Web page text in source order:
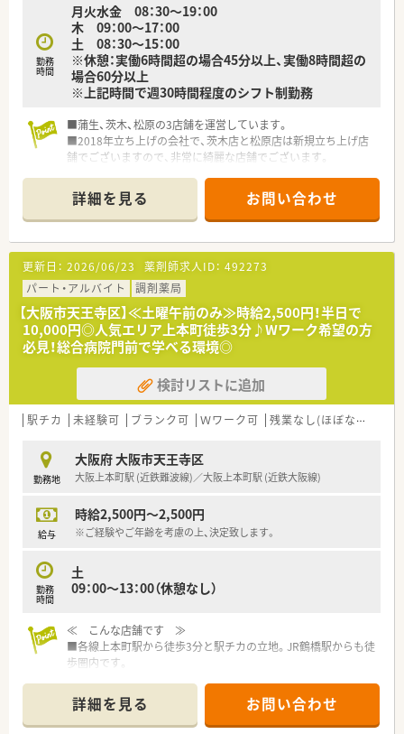
勤務
時間
月火水金 08：30～19：00
木 09：00～17：00
土 08：30～15：00
※休憩：実働6時間超の場合45分以上、実働8時間超の
場合60分以上
※上記時間で週30時間程度のシフト制勤務
■蒲生、茨木、松原の3店舗を運営しています。
■2018年立ち上げの会社で、茨木店と松原店は新規立ち上げ店
舗でございますので、非常に綺麗な店舗でございます。
た方で譲渡のタイミングで社長になられました。
そのため現場へのご理解が大変あり、周りの方からも大変信頼さ
れています。
■年間休日が120日以上あり、ライフワークバランスを大事にし
ながら、メリハリをつけて勤務が出来ます。有給取得率は100％
です。
■産育休の取得実績もあり、女性も長く働きやすい環境です。
■施設在宅に積極的に取り組んでいる調剤薬局でございます。
■担当している施設は99％の往診同行率があるそうで、若手に
は勉強になる環境が整っております。
■当社の一押しポイントはワークライフバランスであり、年間休
日120日以上でございます。
■現状3店舗の休日対応を1名のオンコールで対応しているた
め、日額10,000円でございます。1ヶ月に1回程度の対応になり
ますが、対応が発生した場合には、上記と別で1施設3,000円の支
■年1回の全体会議(今年はZOOM)、花見やBBQ、忘年会も開催し
ており、社内交流を図っております。
■新規立ち上げに携わりたい方
■新しい店舗で心機一転働きたい方
■午前中メインの働き方を希望される方
■扶養範囲内のパートを希望される方
■医療人として、患者様やそのご家族様に親身になって対応でき
る方
■関係機関はもちろん同僚にも気配り心配りの出来る方
詳細を見る お問い合わせ
更新日： 2026/06/23 薬剤師求人ID： 492273
パート・アルバイト
調剤薬局
【大阪市天王寺区】≪土曜午前のみ≫時給2,500円！半日で
10,000円◎人気エリア上本町徒歩3分♪Wワーク希望の方
必見！総合病院門前で学べる環境◎
検討リストに追加
駅チカ 未経験可 ブランク可 Ｗワーク可 残業なし(ほぼなし含む)
勤務地
大阪府 大阪市天王寺区
大阪上本町駅 (近鉄難波線)／大阪上本町駅 (近鉄大阪線)
給与
時給2,500円～2,500円
※ご経験やご年齢を考慮の上、決定致します。
勤務
時間
土
09：00～13：00（休憩なし）
≪ こんな店舗です ≫
■各線上本町駅から徒歩3分と駅チカの立地。JR鶴橋駅からも徒
歩圏内です。
トがありますので、お買い物ついでの患者様もいらっしゃいま
す。
詳細を見る お問い合わせ